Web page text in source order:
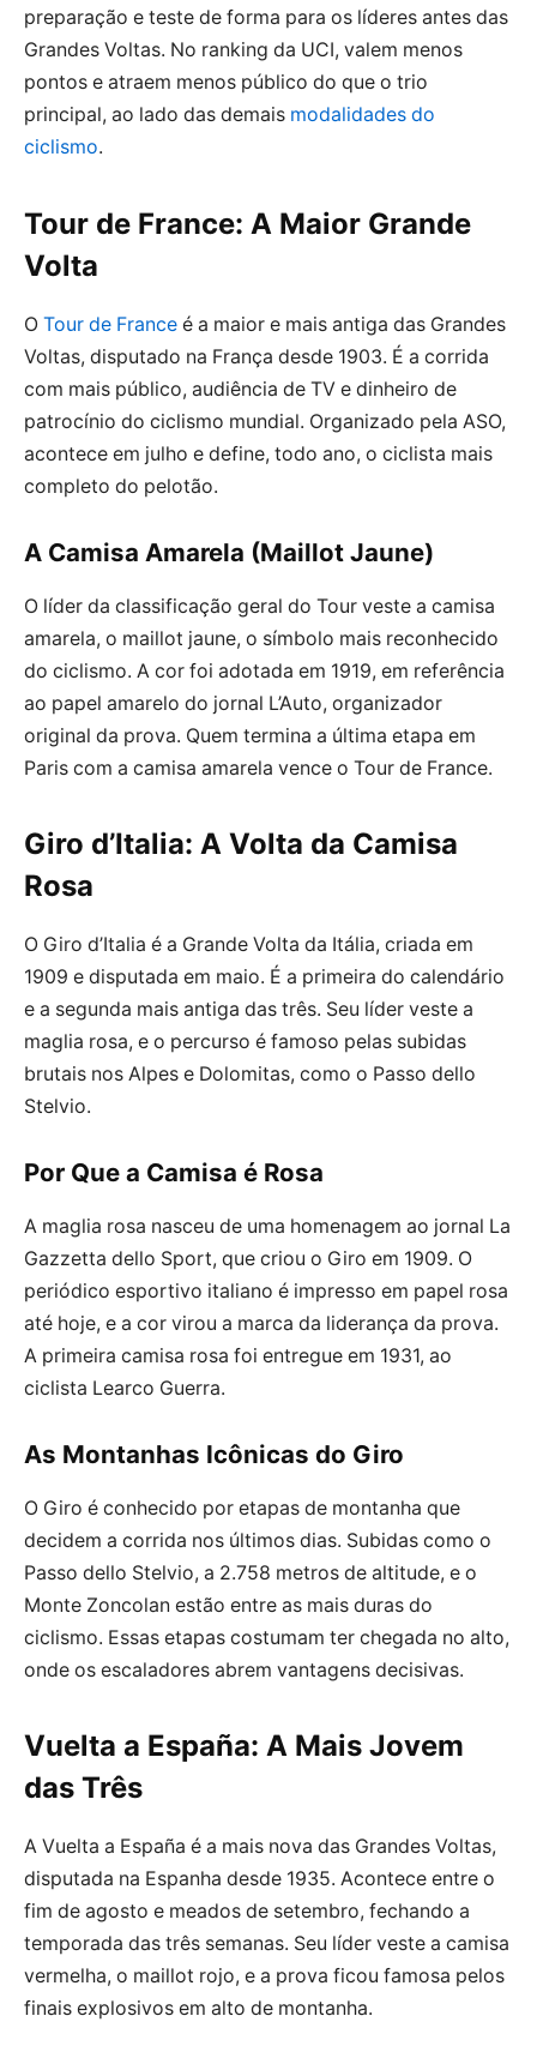
preparação e teste de forma para os líderes antes das
Grandes Voltas. No ranking da UCI, valem menos
pontos e atraem menos público do que o trio
principal, ao lado das demais modalidades do
ciclismo.
Tour de France: A Maior Grande
Volta
O Tour de France é a maior e mais antiga das Grandes
Voltas, disputado na França desde 1903. É a corrida
com mais público, audiência de TV e dinheiro de
patrocínio do ciclismo mundial. Organizado pela ASO,
acontece em julho e define, todo ano, o ciclista mais
completo do pelotão.
A Camisa Amarela (Maillot Jaune)
O líder da classificação geral do Tour veste a camisa
amarela, o maillot jaune, o símbolo mais reconhecido
do ciclismo. A cor foi adotada em 1919, em referência
ao papel amarelo do jornal L’Auto, organizador
original da prova. Quem termina a última etapa em
Paris com a camisa amarela vence o Tour de France.
Giro d’Italia: A Volta da Camisa
Rosa
O Giro d’Italia é a Grande Volta da Itália, criada em
1909 e disputada em maio. É a primeira do calendário
e a segunda mais antiga das três. Seu líder veste a
maglia rosa, e o percurso é famoso pelas subidas
brutais nos Alpes e Dolomitas, como o Passo dello
Stelvio.
Por Que a Camisa é Rosa
A maglia rosa nasceu de uma homenagem ao jornal La
Gazzetta dello Sport, que criou o Giro em 1909. O
periódico esportivo italiano é impresso em papel rosa
até hoje, e a cor virou a marca da liderança da prova.
A primeira camisa rosa foi entregue em 1931, ao
ciclista Learco Guerra.
As Montanhas Icônicas do Giro
O Giro é conhecido por etapas de montanha que
decidem a corrida nos últimos dias. Subidas como o
Passo dello Stelvio, a 2.758 metros de altitude, e o
Monte Zoncolan estão entre as mais duras do
ciclismo. Essas etapas costumam ter chegada no alto,
onde os escaladores abrem vantagens decisivas.
Vuelta a España: A Mais Jovem
das Três
A Vuelta a España é a mais nova das Grandes Voltas,
disputada na Espanha desde 1935. Acontece entre o
fim de agosto e meados de setembro, fechando a
temporada das três semanas. Seu líder veste a camisa
vermelha, o maillot rojo, e a prova ficou famosa pelos
finais explosivos em alto de montanha.